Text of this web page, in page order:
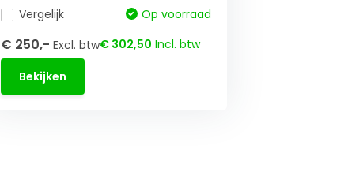
Vergelijk Op voorraad
€ 250,- Excl. btw€ 302,50 Incl. btw
Bekijken